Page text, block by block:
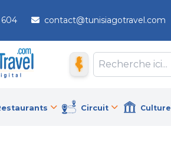
604 contact@tunisiagotravel.com
Circuit Culture